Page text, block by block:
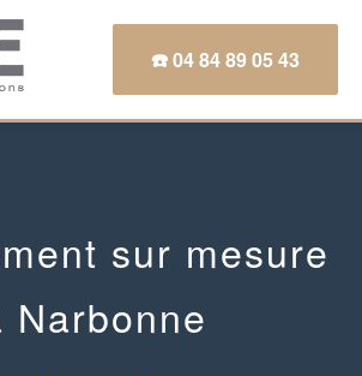
☎️ 04 84 89 05 43
sur mesure
Narbonne